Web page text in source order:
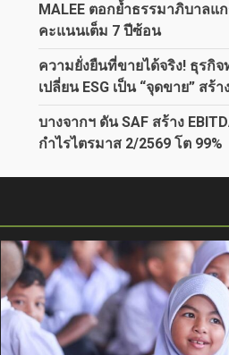
MALEE ตอกย้ำธรรมาภิบาลแ
คะแนนเต็ม 7 ปีซ้อน
ความยั่งยืนที่ขายได้จริง! ธุรกิจ
เปลี่ยน ESG เป็น “จุดขาย” สร้
บางจากฯ ดัน SAF สร้าง
กำไรไตรมาส 2/2569 โต 99%